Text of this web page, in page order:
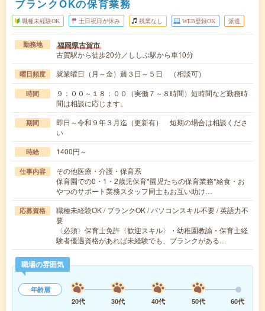
ブランクOKの保育業務
職種未経験OK 土日祝日が休み 残業なし WEB登録OK 派遣
勤務地 福岡県古賀市
古賀駅から徒歩20分／ししぶ駅から車10分
曜日頻度 就業曜日（月～金）週３日～５日 （相談可）
時間
９：００～１８：００（実働７～８時間）短時間など勤務時
間は相談に応じます。
期間
即日～令和９年３月迄（更新有） 短期の場合は相談くださ
い
時給 1400円～
仕事内容
その他医療・介護・保育系
保育園での0・1・2歳児保育*園児たちの保育業務*給食・お
やつのサポート業務スタッフ同士もお互い助け…
応募資格
職種未経験OK / ブランクOK / パソコンスキル不要 / 英語力不
要
〈必須〉保育士免許〈歓迎スキル〉・幼稚園教諭・保育士経
験者優遇資格があれば未経験でも、ブランクがある…
職場の雰囲気
年齢層
20代
30代 40代 50代 60代